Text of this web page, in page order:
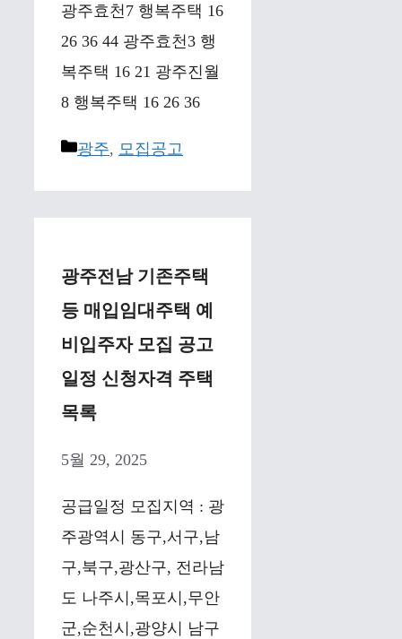
광주효천7 행복주택 16
26 36 44 광주효천3 행
복주택 16 21 광주진월
8 행복주택 16 26 36
Categories
광주, 모집공고
광주전남 기존주택
등 매입임대주택 예
비입주자 모집 공고
일정 신청자격 주택
목록
5월 29, 2025
공급일정 모집지역 : 광
주광역시 동구,서구,남
구,북구,광산구, 전라남
도 나주시,목포시,무안
군,순천시,광양시 남구